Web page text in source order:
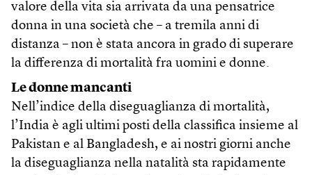
valore della vita sia arrivata da una pensatrice
donna in una società che – a tremila anni di
distanza – non è stata ancora in grado di superare
la differenza di mortalità fra uomini e donne.
Le donne mancanti
Nell’indice della diseguaglianza di mortalità,
l’India è agli ultimi posti della classifica insieme al
Pakistan e al Bangladesh, e ai nostri giorni anche
la diseguaglianza nella natalità sta rapidamente